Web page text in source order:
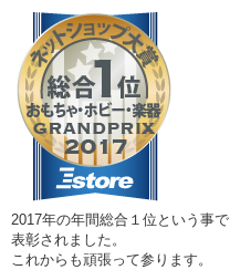
2017年の年間総合１位という事で
表彰されました。
これからも頑張って参ります。